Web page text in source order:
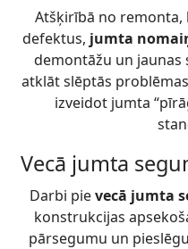
Atšķirībā no remonta,
defektus, jumta
demontāžu un jaunas
atklāt slēptās
izveidot jumta
Vecā jumta
Darbi pievecā jumta
konstrukcijas
pārsegumu un